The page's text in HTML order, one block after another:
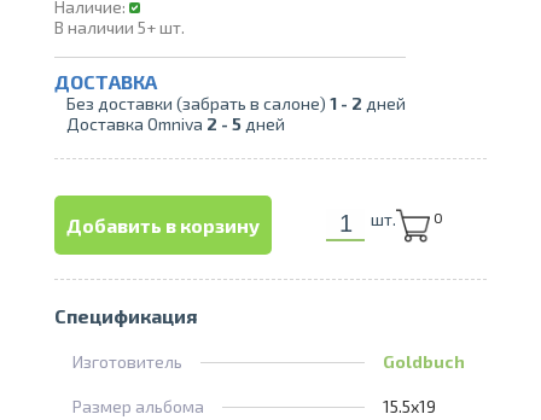
Наличие:
В наличии 5+шт.
ДОСТАВКА
Без доставки (забрать в салоне) 1 - 2 дней
Доставка Omniva 2 - 5 дней
Добавить в корзину шт. 0
Спецификация
Изготовитель Goldbuch
Размер альбома 15.5x19